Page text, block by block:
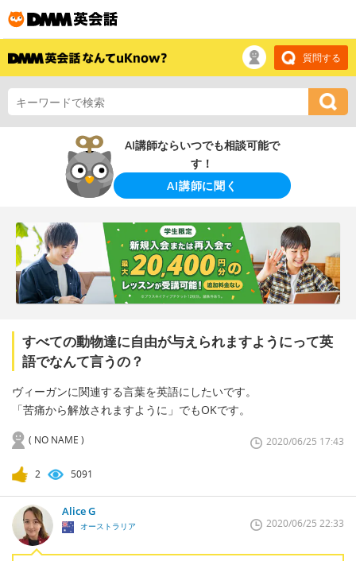
質問する
AI講師ならいつでも相談可能で
す！
AI講師に聞く
すべての動物達に自由が与えられますようにって英
語でなんて言うの？
ヴィーガンに関連する言葉を英語にしたいです。
「苦痛から解放されますように」でもOKです。
( NO NAME ) 2020/06/25 17:43
2 5091
Alice G
オーストラリア 2020/06/25 22:33